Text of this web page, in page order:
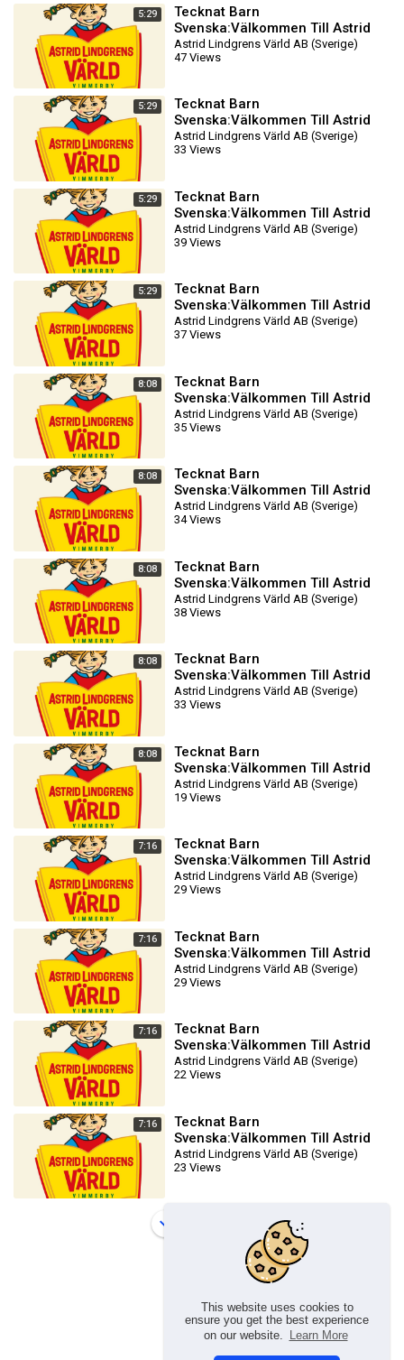
This website uses cookies to
ensure you get the best experience
on our website.
Learn More
5:29
Tecknat Barn
Svenska:Välkommen Till Astrid
Lindgrens Värld AB (1981-2024)
DVDRIPPEN (Svenska) Filmtr
Astrid Lindgrens Värld AB (Sverige)
47 Views
5:29
Tecknat Barn
Svenska:Välkommen Till Astrid
Lindgrens Värld AB (1981-2024)
DVDRIPPEN (Svenska) Filmtr
Astrid Lindgrens Värld AB (Sverige)
33 Views
5:29
Tecknat Barn
Svenska:Välkommen Till Astrid
Lindgrens Värld AB (1981-2024)
DVDRIPPEN (Svenska) Filmtr
Astrid Lindgrens Värld AB (Sverige)
39 Views
5:29
Tecknat Barn
Svenska:Välkommen Till Astrid
Lindgrens Värld AB (1981-2024)
DVDRIPPEN (Svenska) Filmtr
Astrid Lindgrens Värld AB (Sverige)
37 Views
8:08
Tecknat Barn
Svenska:Välkommen Till Astrid
Lindgrens Värld AB (1981-2024)
DVDRIPPEN (Svenska) Biotra
Astrid Lindgrens Värld AB (Sverige)
35 Views
8:08
Tecknat Barn
Svenska:Välkommen Till Astrid
Lindgrens Värld AB (1981-2024)
DVDRIPPEN (Svenska) Biotra
Astrid Lindgrens Värld AB (Sverige)
34 Views
8:08
Tecknat Barn
Svenska:Välkommen Till Astrid
Lindgrens Värld AB (1981-2024)
DVDRIPPEN (Svenska) Biotra
Astrid Lindgrens Värld AB (Sverige)
38 Views
8:08
Tecknat Barn
Svenska:Välkommen Till Astrid
Lindgrens Värld AB (1981-2024)
DVDRIPPEN (Svenska) Biotra
Astrid Lindgrens Värld AB (Sverige)
33 Views
8:08
Tecknat Barn
Svenska:Välkommen Till Astrid
Lindgrens Värld AB (1981-2024)
DVDRIPPEN (Svenska) Biotra
Astrid Lindgrens Värld AB (Sverige)
19 Views
7:16
Tecknat Barn
Svenska:Välkommen Till Astrid
Lindgrens Värld AB (1981-2024)
DVDRIPPEN (Svenska) Traile
Astrid Lindgrens Värld AB (Sverige)
29 Views
7:16
Tecknat Barn
Svenska:Välkommen Till Astrid
Lindgrens Värld AB (1981-2024)
DVDRIPPEN (Svenska) Traile
Astrid Lindgrens Värld AB (Sverige)
29 Views
7:16
Tecknat Barn
Svenska:Välkommen Till Astrid
Lindgrens Värld AB (1981-2024)
DVDRIPPEN (Svenska) Traile
Astrid Lindgrens Värld AB (Sverige)
22 Views
7:16
Tecknat Barn
Svenska:Välkommen Till Astrid
Lindgrens Värld AB (1981-2024)
DVDRIPPEN (Svenska) Traile
Astrid Lindgrens Värld AB (Sverige)
23 Views